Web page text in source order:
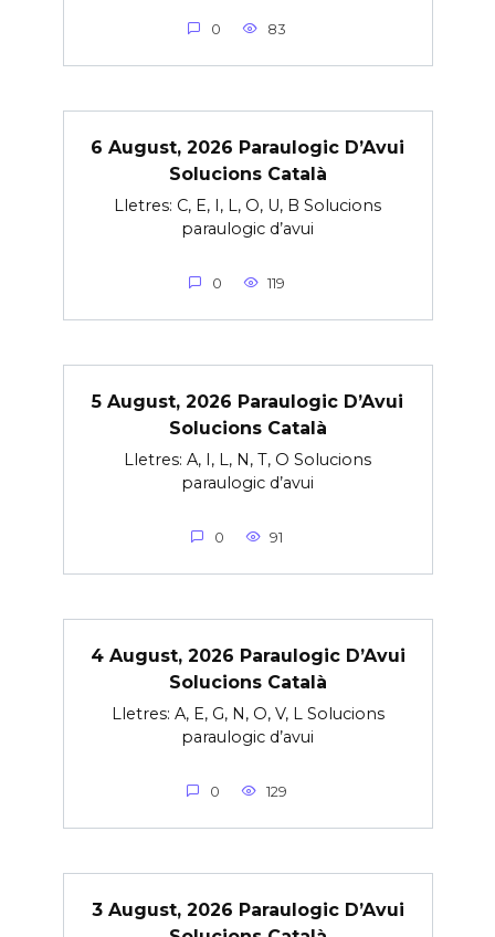
0 83
6 August, 2026 Paraulogic D’Avui
Solucions Català
Lletres: C, E, I, L, O, U, B Solucions
paraulogic d’avui
0 119
5 August, 2026 Paraulogic D’Avui
Solucions Català
Lletres: A, I, L, N, T, O Solucions
paraulogic d’avui
0 91
4 August, 2026 Paraulogic D’Avui
Solucions Català
Lletres: A, E, G, N, O, V, L Solucions
paraulogic d’avui
0 129
3 August, 2026 Paraulogic D’Avui